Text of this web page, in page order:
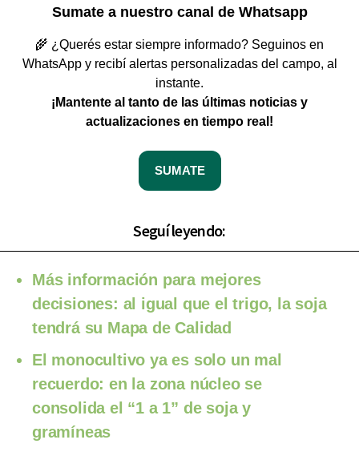
Sumate a nuestro canal de Whatsapp
🌾 ¿Querés estar siempre informado? Seguinos en
WhatsApp y recibí alertas personalizadas del campo, al
instante.
¡Mantente al tanto de las últimas noticias y
actualizaciones en tiempo real!
SUMATE
Seguí leyendo:
Más información para mejores
decisiones: al igual que el trigo, la soja
tendrá su Mapa de Calidad
El monocultivo ya es solo un mal
recuerdo: en la zona núcleo se
consolida el “1 a 1” de soja y
gramíneas